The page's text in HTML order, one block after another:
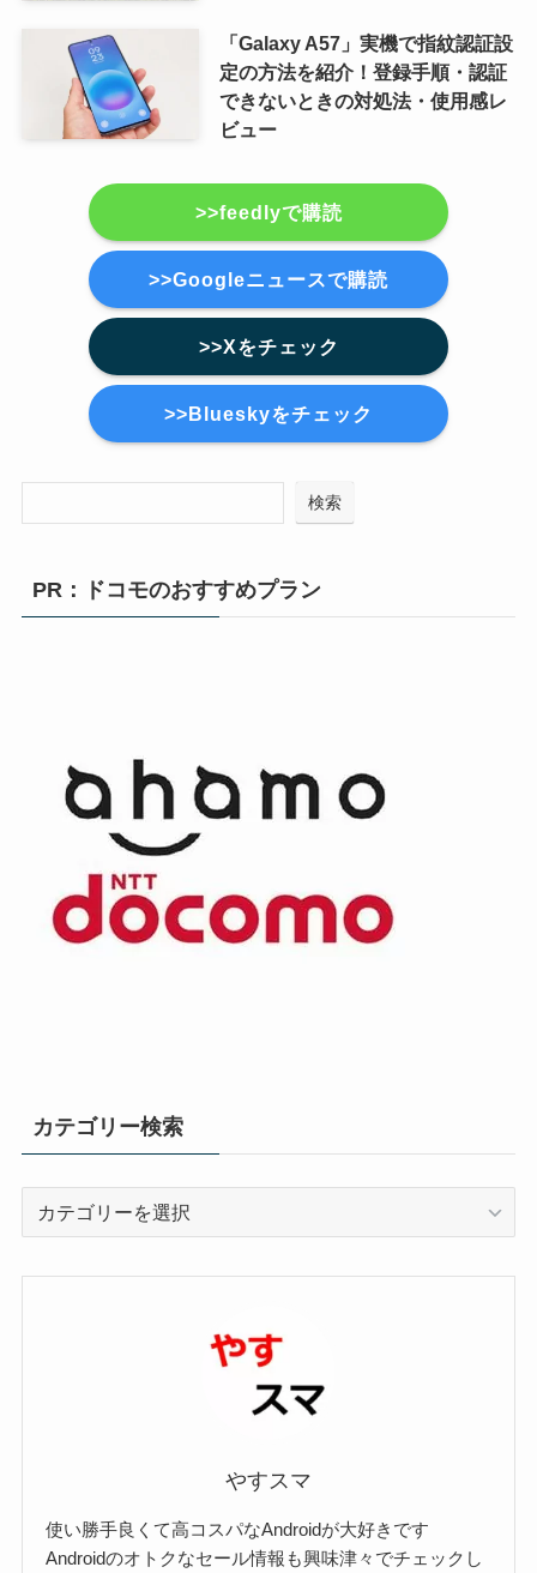
「Galaxy A57」実機で指紋認証設
定の方法を紹介！登録手順・認証
できないときの対処法・使用感レ
ビュー
>>feedlyで購読
>>Googleニュースで購読
>>Xをチェック
>>Blueskyをチェック
検索
PR：ドコモのおすすめプラン
カテゴリー検索
やすスマ
使い勝手良くて高コスパなAndroidが大好きです
Androidのオトクなセール情報も興味津々でチェックし